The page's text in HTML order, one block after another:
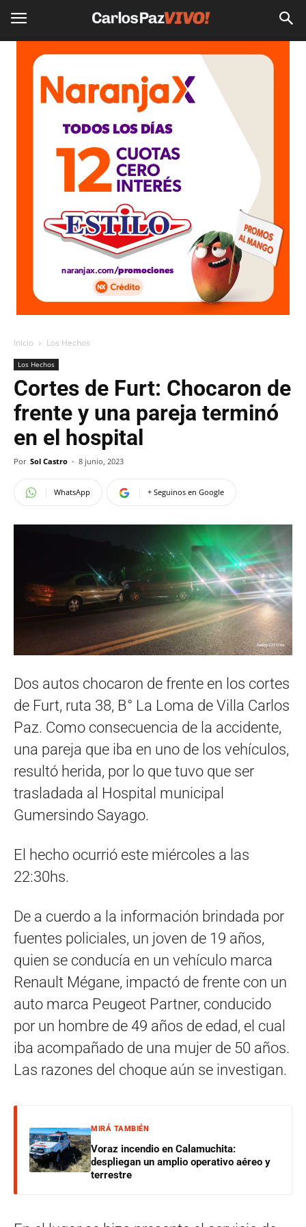
Inicio Los Hechos
Los Hechos
Cortes de Furt: Chocaron de
frente y una pareja terminó
en el hospital
Por Sol Castro - 8 junio, 2023
WhatsApp + Seguinos en Google
Dos autos chocaron de frente en los cortes
de Furt, ruta 38, B° La Loma de Villa Carlos
Paz. Como consecuencia de la accidente,
una pareja que iba en uno de los vehículos,
resultó herida, por lo que tuvo que ser
trasladada al Hospital municipal
Gumersindo Sayago.
El hecho ocurrió este miércoles a las
22:30hs.
De a cuerdo a la información brindada por
fuentes policiales, un joven de 19 años,
quien se conducía en un vehículo marca
Renault Mégane, impactó de frente con un
auto marca Peugeot Partner, conducido
por un hombre de 49 años de edad, el cual
iba acompañado de una mujer de 50 años.
Las razones del choque aún se investigan.
MIRÁ TAMBIÉN
Voraz incendio en Calamuchita:
despliegan un amplio operativo aéreo y
terrestre